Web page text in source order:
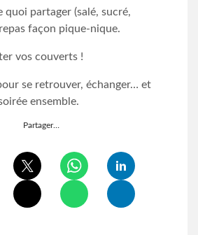
quoi partager (salé, sucré,
façon pique-nique.
vos couverts !
se retrouver, échanger… et
ensemble.
Partager…